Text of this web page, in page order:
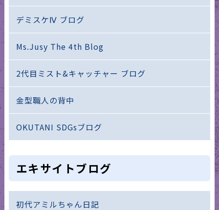
デミスケⅣ ブログ
Ms.Jusy The 4th Blog
2代目ミスト&キャッチャー ブログ
金型職人の背中
OKUTANI SDGsブログ
エキサイトブログ
初代アミルちゃん日記